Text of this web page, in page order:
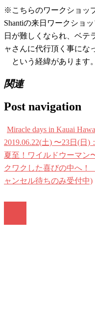
※こちらのワークショッ
Shantiの来日ワークショ
日が難しくなられ、ベテ
ャさんに代行頂く事にな
という経緯があります
関連
Post navigation
Miracle days in Kauai
2019.06.22(土) 〜23日(日
夏至！ワイルドウーマン
クワクした喜びの中へ！
ャンセル待ちのみ受付中)